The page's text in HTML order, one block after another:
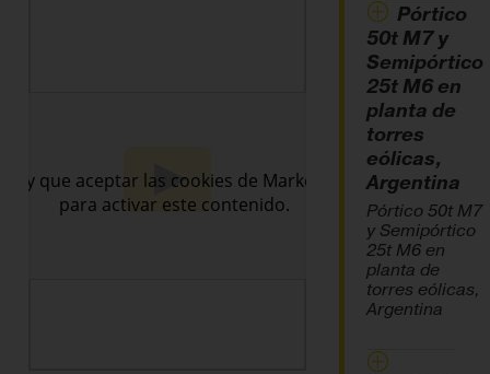
Pórtico
50t M7 y
Semipórtico
25t M6 en
planta de
torres
eólicas,
Argentina
Pórtico 50t M7
y Semipórtico
25t M6 en
planta de
torres eólicas,
Argentina